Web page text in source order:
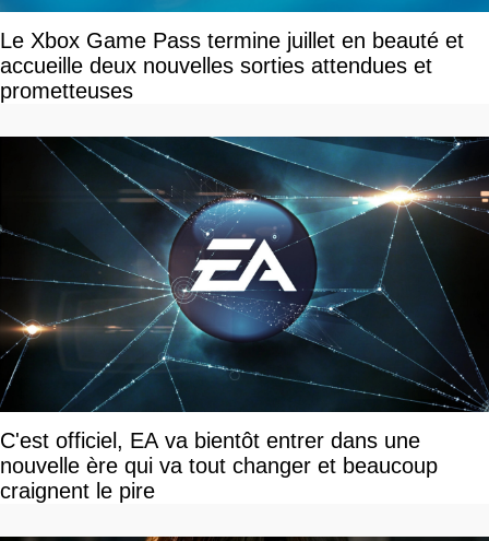
Le Xbox Game Pass termine juillet en beauté et
accueille deux nouvelles sorties attendues et
prometteuses
C'est officiel, EA va bientôt entrer dans une
nouvelle ère qui va tout changer et beaucoup
craignent le pire